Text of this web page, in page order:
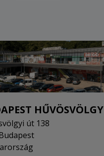
HŰVÖSVÖLGY
út 138